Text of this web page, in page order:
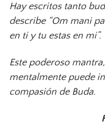
Hay escritos tanto
describe “Om mani
en ti y tu estas en mi”.
Este poderoso
mentalmente puede
compasión de Buda.